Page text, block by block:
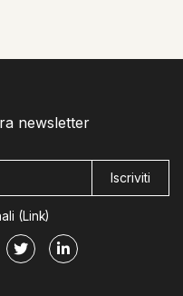
newsletter
Iscriviti
(Link)